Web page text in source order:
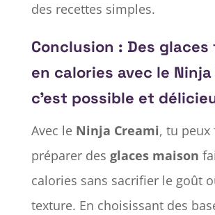
des recettes simples.
Conclusion : Des
en calories avec le Ninja
c’est possible et
Avec le Ninja Creami, tu peux
préparer des glaces maison
calories sans sacrifier le goût
texture. En choisissant des